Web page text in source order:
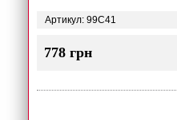
Артикул: 99C41
778 грн